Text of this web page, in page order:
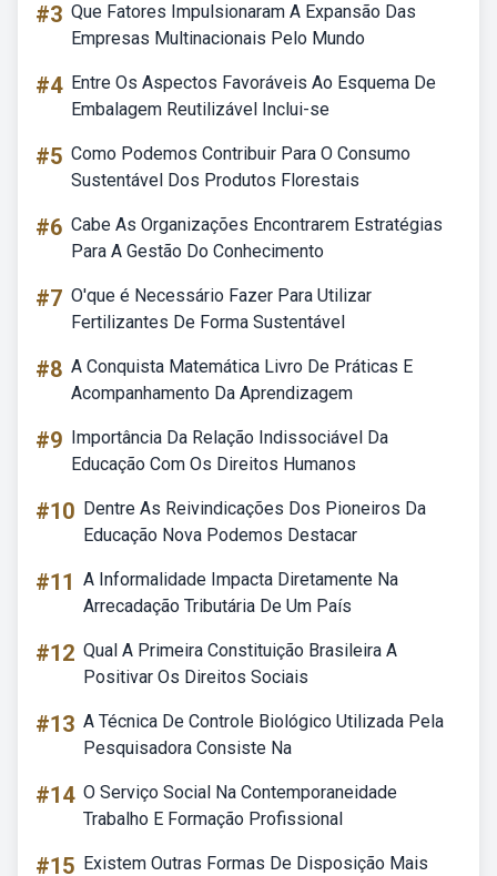
#3 Que Fatores Impulsionaram A Expansão Das
Empresas Multinacionais Pelo Mundo
#4 Entre Os Aspectos Favoráveis Ao Esquema De
Embalagem Reutilizável Inclui-se
#5 Como Podemos Contribuir Para O Consumo
Sustentável Dos Produtos Florestais
#6 Cabe As Organizações Encontrarem Estratégias
Para A Gestão Do Conhecimento
#7 O'que é Necessário Fazer Para Utilizar
Fertilizantes De Forma Sustentável
#8 A Conquista Matemática Livro De Práticas E
Acompanhamento Da Aprendizagem
#9 Importância Da Relação Indissociável Da
Educação Com Os Direitos Humanos
#10 Dentre As Reivindicações Dos Pioneiros Da
Educação Nova Podemos Destacar
#11 A Informalidade Impacta Diretamente Na
Arrecadação Tributária De Um País
#12 Qual A Primeira Constituição Brasileira A
Positivar Os Direitos Sociais
#13 A Técnica De Controle Biológico Utilizada Pela
Pesquisadora Consiste Na
#14 O Serviço Social Na Contemporaneidade
Trabalho E Formação Profissional
#15 Existem Outras Formas De Disposição Mais